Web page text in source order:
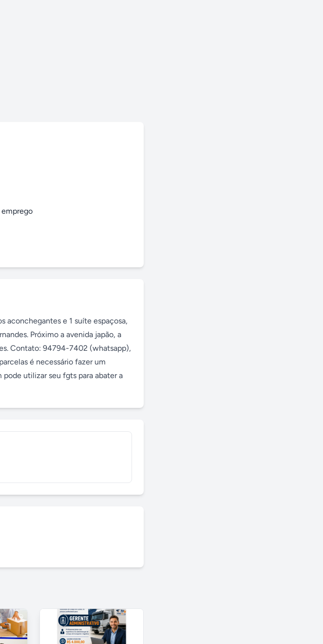
emprego
aconchegantes e 1 suíte espaçosa,
Próximo a avenida japão, a
Contato: 94794-7402 (whatsapp),
é necessário fazer um
utilizar seu fgts para abater a